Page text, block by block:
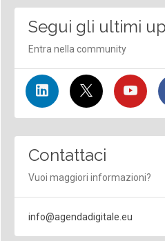
Segui gli ultimi
Entra nella community
Contattaci
Vuoi maggiori informazioni?
info@agendadigitale.eu